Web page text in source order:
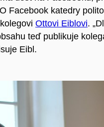
Facebook katedry
Ottovi Eiblovi.
teď publikuje
Eibl.